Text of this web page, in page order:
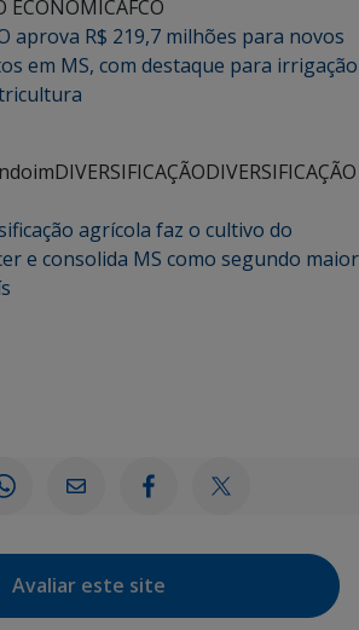
ECONÔMICAFCO
aprova R$ 219,7 milhões para novos
em MS, com destaque para irrigação
DIVERSIFICAÇÃODIVERSIFICAÇÃO
agrícola faz o cultivo do
e consolida MS como segundo maior
Avaliar este site